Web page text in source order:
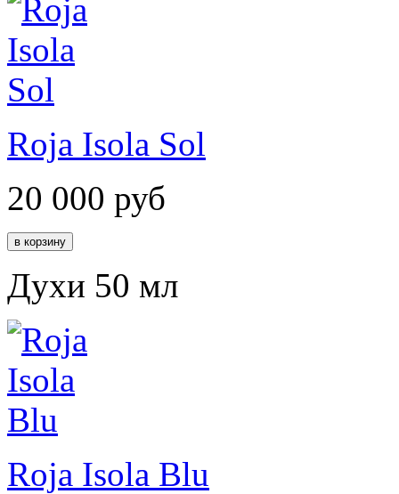
Roja Isola Sol
20 000 руб
Духи 50 мл
Roja Isola Blu